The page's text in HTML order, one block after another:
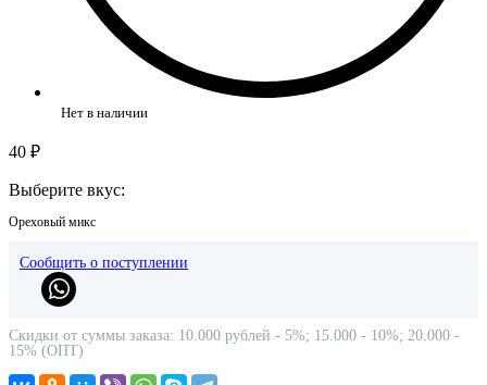
Нет в наличии
40 ₽
Выберите вкус:
Ореховый микс
Сообщить о поступлении
Скидки от суммы заказа: 10.000 рублей - 5%; 15.000 - 10%; 20.000 -
15% (ОПТ)